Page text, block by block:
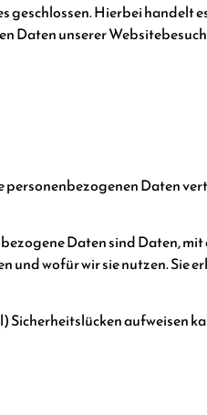
Hierbei handelt
Daten unserer
personenbezogenen Daten
Daten sind Daten, mit
wofür wir sie nutzen. Sie
aufweisen